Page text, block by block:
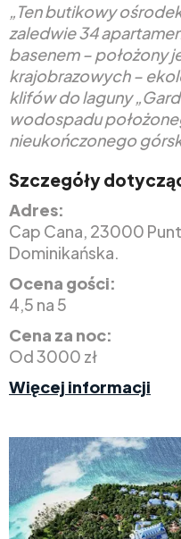
„Ten butikowy
zaledwie 34
basenem – położony
krajobrazowych –
klifów do laguny
wodospadu
nieukończonego
Szczegóły
Adres:
Cap Cana, 23000
Dominikańska.
Ocena gości:
4,5 na 5
Cena za noc:
Od 3000 zł
Więcej informacji